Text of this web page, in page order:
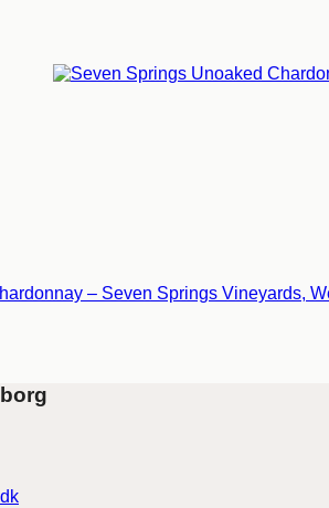
– Seven Springs Vineyards,